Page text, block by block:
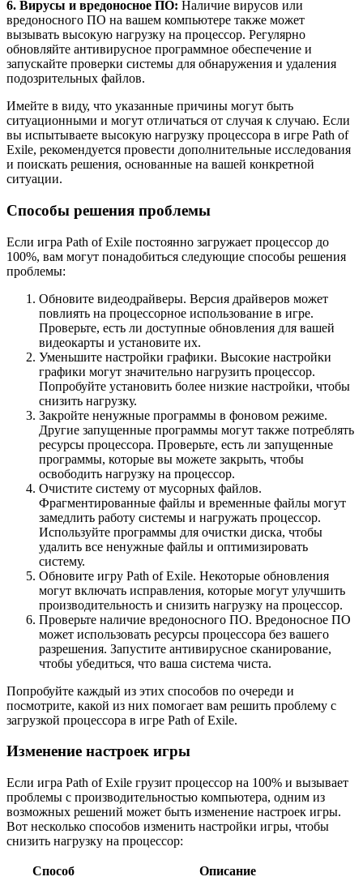
6. Вирусы и вредоносное ПО: Наличие вирусов или
вредоносного ПО на вашем компьютере также может
вызывать высокую нагрузку на процессор. Регулярно
обновляйте антивирусное программное обеспечение и
запускайте проверки системы для обнаружения и удаления
подозрительных файлов.
Имейте в виду, что указанные причины могут быть
ситуационными и могут отличаться от случая к случаю. Если
вы испытываете высокую нагрузку процессора в игре Path of
Exile, рекомендуется провести дополнительные исследования
и поискать решения, основанные на вашей конкретной
ситуации.
Способы решения проблемы
Если игра Path of Exile постоянно загружает процессор до
100%, вам могут понадобиться следующие способы решения
проблемы:
Обновите видеодрайверы. Версия драйверов может
повлиять на процессорное использование в игре.
Проверьте, есть ли доступные обновления для вашей
видеокарты и установите их.
Уменьшите настройки графики. Высокие настройки
графики могут значительно нагрузить процессор.
Попробуйте установить более низкие настройки, чтобы
снизить нагрузку.
Закройте ненужные программы в фоновом режиме.
Другие запущенные программы могут также потреблять
ресурсы процессора. Проверьте, есть ли запущенные
программы, которые вы можете закрыть, чтобы
освободить нагрузку на процессор.
Очистите систему от мусорных файлов.
Фрагментированные файлы и временные файлы могут
замедлить работу системы и нагружать процессор.
Используйте программы для очистки диска, чтобы
удалить все ненужные файлы и оптимизировать
систему.
Обновите игру Path of Exile. Некоторые обновления
могут включать исправления, которые могут улучшить
производительность и снизить нагрузку на процессор.
Проверьте наличие вредоносного ПО. Вредоносное ПО
может использовать ресурсы процессора без вашего
разрешения. Запустите антивирусное сканирование,
чтобы убедиться, что ваша система чиста.
Попробуйте каждый из этих способов по очереди и
посмотрите, какой из них помогает вам решить проблему с
загрузкой процессора в игре Path of Exile.
Изменение настроек игры
Если игра Path of Exile грузит процессор на 100% и вызывает
проблемы с производительностью компьютера, одним из
возможных решений может быть изменение настроек игры.
Вот несколько способов изменить настройки игры, чтобы
снизить нагрузку на процессор:
Способ
Описание